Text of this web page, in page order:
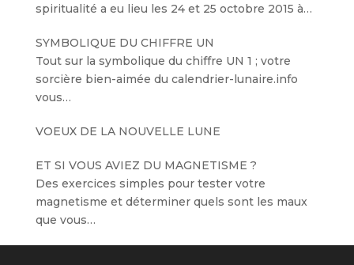
spiritualité a eu lieu les 24 et 25 octobre 2015 à…
SYMBOLIQUE DU CHIFFRE UN
Tout sur la symbolique du chiffre UN 1 ; votre
sorcière bien-aimée du calendrier-lunaire.info
vous…
VOEUX DE LA NOUVELLE LUNE
ET SI VOUS AVIEZ DU MAGNETISME ?
Des exercices simples pour tester votre
magnetisme et déterminer quels sont les maux
que vous…